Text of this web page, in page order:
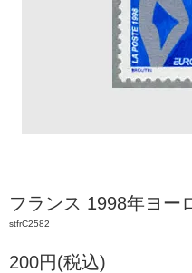
フランス 1998年ヨー
stfrC2582
200円(税込)